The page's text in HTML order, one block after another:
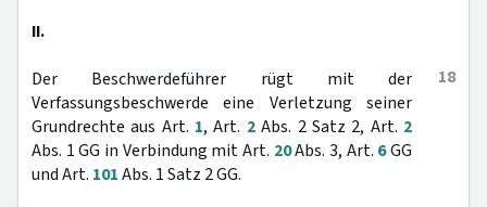
II.
18
Der Beschwerdeführer rügt mit der
Verfassungsbeschwerde eine Verletzung seiner
Grundrechte aus Art. 1, Art. 2Abs. 2 Satz 2, Art. 2
Abs. 1 GG in Verbindung mit Art. 20Abs. 3, Art. 6GG
und Art. 101Abs. 1 Satz 2 GG.